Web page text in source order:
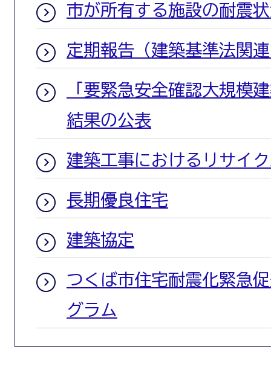
市が所有する施設の耐震
定期報告（建築基準法関
「要緊急安全確認大規模
結果の公表
建築工事におけるリサイ
長期優良住宅
建築協定
つくば市住宅耐震化緊急
グラム